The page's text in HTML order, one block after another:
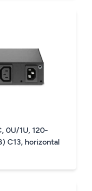
0U/1U, 120-
C13, horizontal